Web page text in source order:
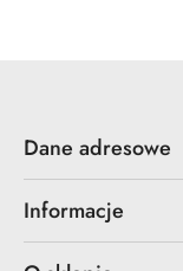
Dane adresowe
Informacje